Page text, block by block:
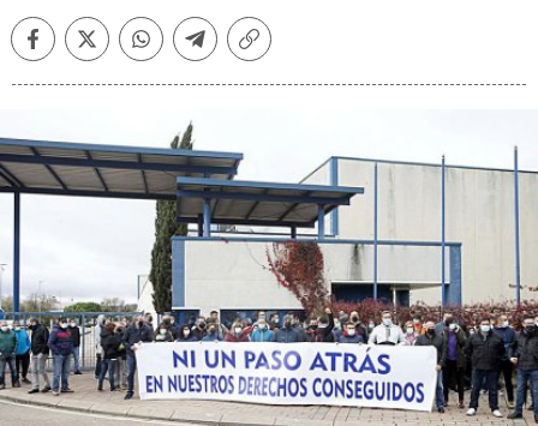
FacebookTwitterWhatsappTelegramCopiar